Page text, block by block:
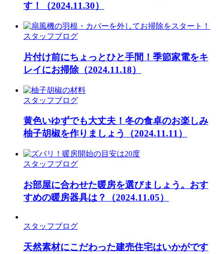
す！
（2024.11.30）
スタッフブログ
片付け前にちょっとひと手間！季節家電をキ
レイにお掃除（2024.11.18）
スタッフブログ
黄色いゆずでも大丈夫！冬の食卓のお楽しみ
柚子胡椒を作りましょう
（2024.11.11）
スタッフブログ
お部屋に合わせた暖房を選びましょう。おす
すめの暖房器具は？
（2024.11.05）
スタッフブログ
天然素材にこだわった建売住宅はいかがです